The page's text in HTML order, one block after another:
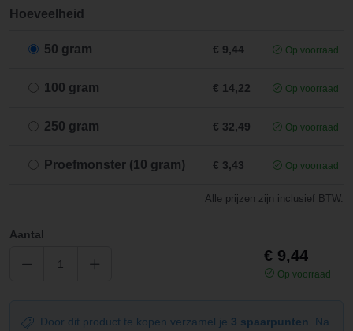
Hoeveelheid
50 gram € 9,44 Op voorraad
100 gram € 14,22 Op voorraad
250 gram € 32,49 Op voorraad
Proefmonster (10 gram) € 3,43 Op voorraad
Alle prijzen zijn inclusief BTW.
Aantal
€ 9,44
Op voorraad
Door dit product te kopen verzamel je 3 spaarpunten
. Na